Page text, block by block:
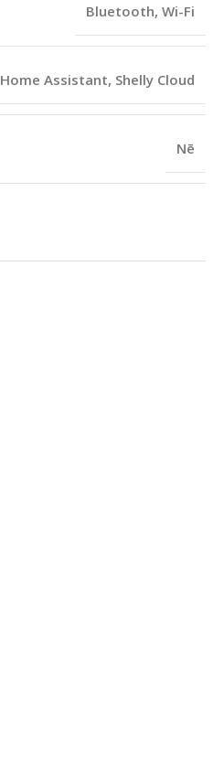
Bluetooth, Wi-Fi
Home Assistant, Shelly Cloud
Nē